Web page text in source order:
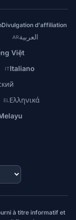
Divulgation d'affiliation
ARالعربية
Việt
ITItaliano
EL Ελληνικά
à titre informatif et